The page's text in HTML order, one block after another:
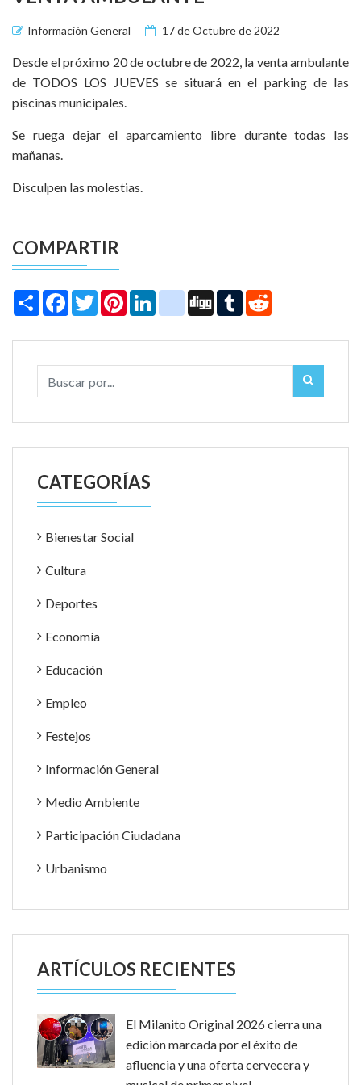
Información General 17 de Octubre de 2022
Desde el próximo 20 de octubre de 2022, la venta ambulante
de TODOS LOS JUEVES se situará en el parking de las
piscinas municipales.
Se ruega dejar el aparcamiento libre durante todas las
mañanas.
Disculpen las molestias.
COMPARTIR
Share Facebook
TwitterPinterestLinkedIninstagram
Digg Tumblr
CATEGORÍAS
Bienestar Social
Cultura
Deportes
Economía
Educación
Empleo
Festejos
Información General
Medio Ambiente
Participación Ciudadana
Urbanismo
ARTÍCULOS RECIENTES
El Milanito Original 2026 cierra una
edición marcada por el éxito de
afluencia y una oferta cervecera y